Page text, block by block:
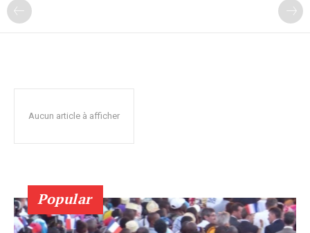
Aucun article à afficher
Popular